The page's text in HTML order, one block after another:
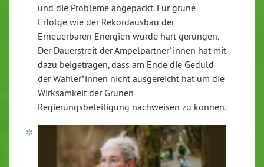
und die Probleme angepackt. Für grüne
Erfolge wie der Rekordausbau der
Erneuerbaren Energien wurde hart gerungen.
Der Dauerstreit der Ampelpartner*innen hat mit
dazu beigetragen, dass am Ende die Geduld
der Wähler*innen nicht ausgereicht hat um die
Wirksamkeit der Grünen
Regierungsbeteiligung nachweisen zu können.